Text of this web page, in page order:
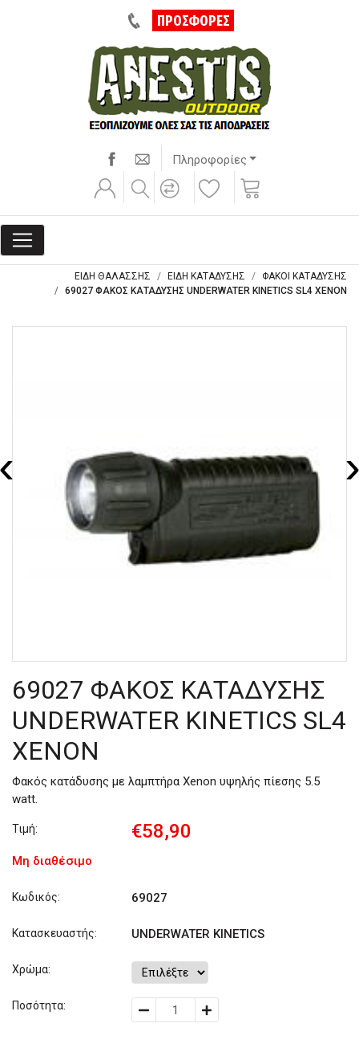
ΠΡΟΣΦΟΡΕΣ
Πληροφορίες
ΕΙΔΗ ΘΑΛΑΣΣΗΣ ΕΙΔΗ ΚΑΤΑΔΥΣΗΣ
ΦΑΚΟΙ ΚΑΤΑΔΥΣΗΣ
69027 ΦΑΚΟΣ ΚΑΤΑΔΥΣΗΣ UNDERWATER KINETICS SL4 XENON
69027 ΦΑΚΟΣ ΚΑΤΑΔΥΣΗΣ
UNDERWATER KINETICS SL4
XENON
Φακός κατάδυσης με λαμπτήρα Xenon υψηλής πίεσης 5.5
watt.
Τιμή: €58,90
Μη διαθέσιμο
Κωδικός: 69027
Κατασκευαστής: UNDERWATER KINETICS
Χρώμα:
Ποσότητα: